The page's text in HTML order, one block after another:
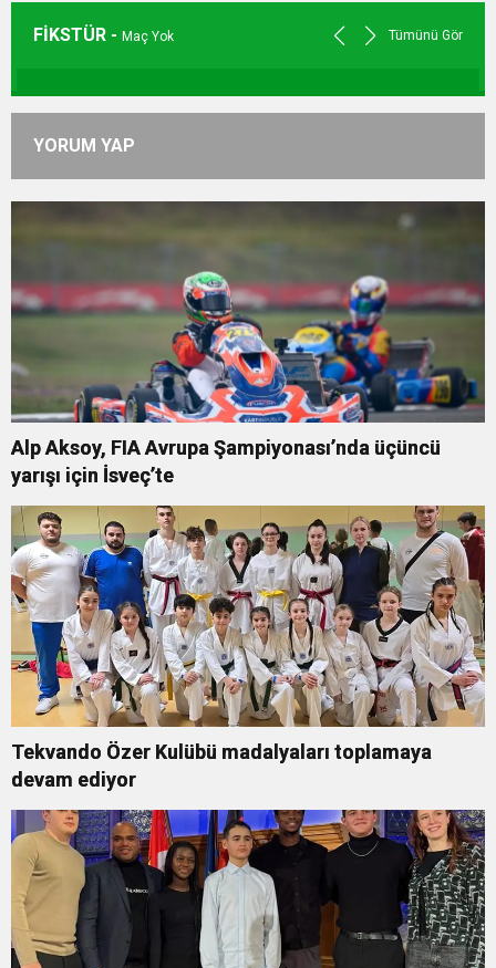
FİKSTÜR - Maç Yok Tümünü Gör
YORUM YAP
Alp Aksoy, FIA Avrupa Şampiyonası’nda üçüncü
yarışı için İsveç’te
Tekvando Özer Kulübü madalyaları toplamaya
devam ediyor